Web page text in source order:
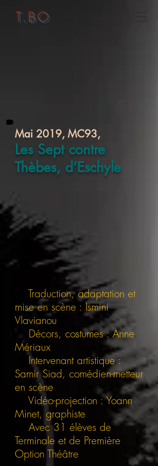
T.BO
Mai 2019, MC93,
Les Sept contre
Thèbes, d’Eschyle
Traduction, adaptation et
mise en scène : Ismini
Vlavianou
Décors, costumes : Anne
Mériaux
Intervenant artistique :
Samir Siad, comédien-metteur
en scène
Vidéo-projection : Yoann
Minet, graphiste
Avec 31 élèves de
Terminale et de Première
Option Théâtre